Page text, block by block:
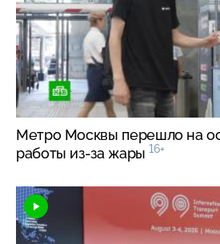
Метро Москвы перешло на
работы из-за жары 16+